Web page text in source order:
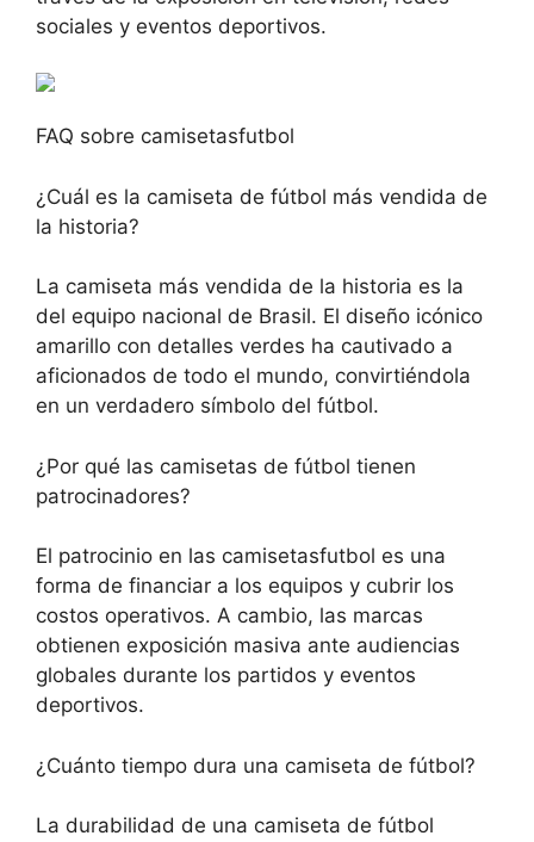
sociales y eventos deportivos.
FAQ sobre camisetasfutbol
¿Cuál es la camiseta de fútbol más vendida de
la historia?
La camiseta más vendida de la historia es la
del equipo nacional de Brasil. El diseño icónico
amarillo con detalles verdes ha cautivado a
aficionados de todo el mundo, convirtiéndola
en un verdadero símbolo del fútbol.
¿Por qué las camisetas de fútbol tienen
patrocinadores?
El patrocinio en las camisetasfutbol es una
forma de financiar a los equipos y cubrir los
costos operativos. A cambio, las marcas
obtienen exposición masiva ante audiencias
globales durante los partidos y eventos
deportivos.
¿Cuánto tiempo dura una camiseta de fútbol?
La durabilidad de una camiseta de fútbol